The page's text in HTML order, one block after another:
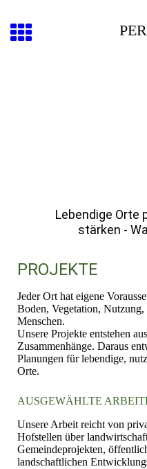
Lebendige Orte
stärken -
PROJEKTE
Jeder Ort hat eigene
Boden, Vegetation, Nutzung,
Menschen.
Unsere Projekte entstehen
Zusammenhänge. Daraus
Planungen für lebendige,
Orte.
AUSGEWÄHLTE
Unsere Arbeit reicht von
Hofstellen über
Gemeindeprojekten,
landschaftlichen